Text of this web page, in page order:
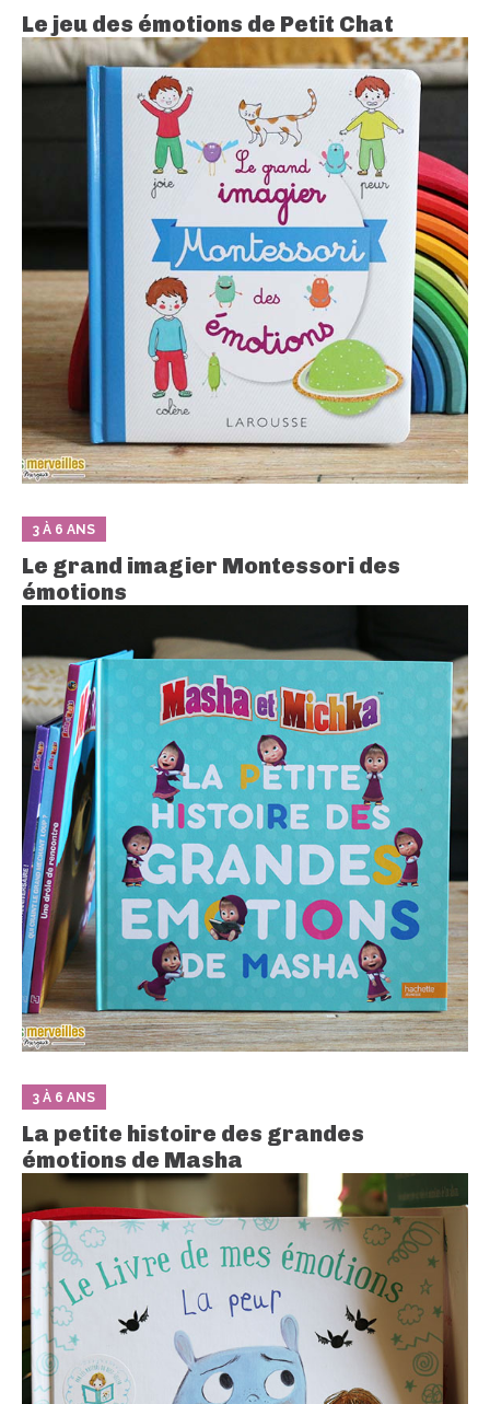
Le jeu des émotions de Petit Chat
3 À 6 ANS
Le grand imagier Montessori des
émotions
3 À 6 ANS
La petite histoire des grandes
émotions de Masha